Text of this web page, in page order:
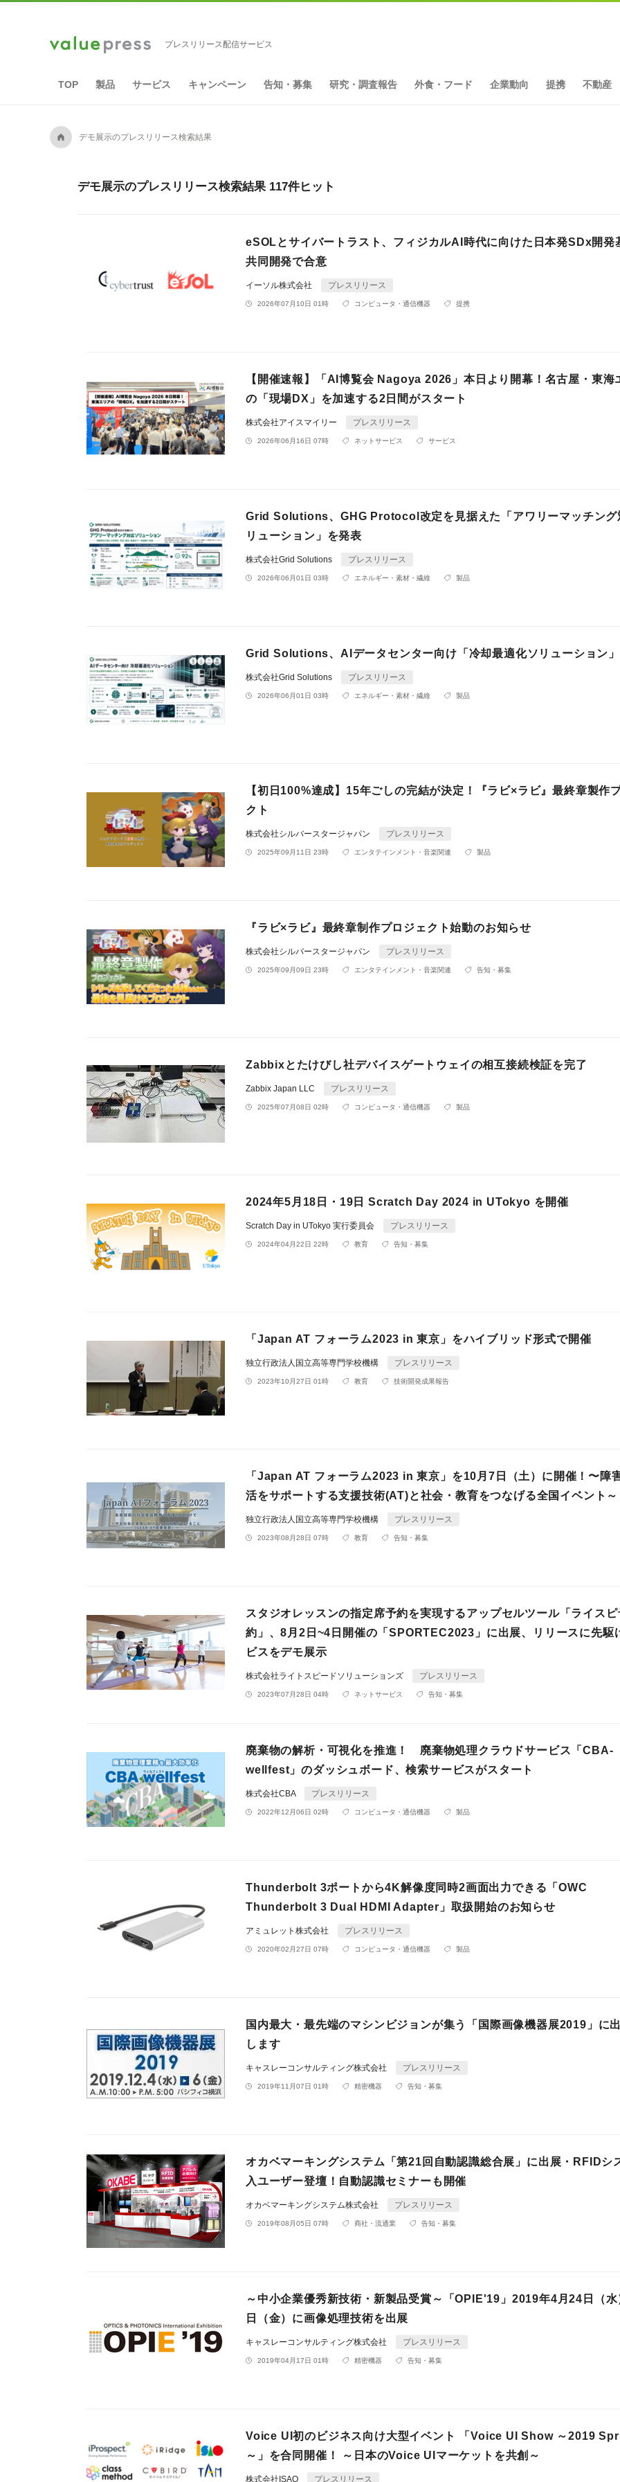
プレスリリース配信サービス
TOP 製品 サービス キャンペーン 告知・募集 研究・調査報告 外食・フード 企業動向 提携 不動産
A デモ展示のプレスリリース検索結果
デモ展示のプレスリリース検索結果 117件ヒット
eSOLとサイバートラスト、フィジカルAI時代に向けた日本発SDx開発
共同開発で合意
イーソル株式会社 プレスリリース
2026年07月10日 01時 コンピュータ・通信機器 提携
【開催速報】「AI博覧会 Nagoya 2026」本日より開幕！名古屋・東海
の「現場DX」を加速する2日間がスタート
株式会社アイスマイリー プレスリリース
2026年06月16日 07時 ネットサービス サービス
Grid Solutions、GHG Protocol改定を見据えた「アワリーマッチング
リューション」を発表
株式会社Grid Solutions プレスリリース
2026年06月01日 03時 エネルギー・素材・繊維 製品
Grid Solutions、AIデータセンター向け「冷却最適化ソリューション
株式会社Grid Solutions プレスリリース
2026年06月01日 03時 エネルギー・素材・繊維 製品
【初日100%達成】15年ごしの完結が決定！『ラビ×ラビ』最終章製作
クト
株式会社シルバースタージャパン プレスリリース
2025年09月11日 23時 エンタテインメント・音楽関連 製品
『ラビ×ラビ』最終章制作プロジェクト始動のお知らせ
株式会社シルバースタージャパン プレスリリース
2025年09月09日 23時 エンタテインメント・音楽関連 告知・募集
Zabbixとたけびし社デバイスゲートウェイの相互接続検証を完了
Zabbix Japan LLC プレスリリース
2025年07月08日 02時 コンピュータ・通信機器 製品
2024年5月18日・19日 Scratch Day 2024 in UTokyo を開催
Scratch Day in UTokyo 実行委員会 プレスリリース
2024年04月22日 22時 教育 告知・募集
「Japan AT フォーラム2023 in 東京」をハイブリッド形式で開催
独立行政法人国立高等専門学校機構 プレスリリース
2023年10月27日 01時 教育 技術開発成果報告
「Japan AT フォーラム2023 in 東京」を10月7日（土）に開催！〜障
活をサポートする支援技術(AT)と社会・教育をつなげる全国イベント～
独立行政法人国立高等専門学校機構 プレスリリース
2023年08月28日 07時 教育 告知・募集
スタジオレッスンの指定席予約を実現するアップセルツール「ライスピ
約」、8月2日~4日開催の「SPORTEC2023」に出展、リリースに先駆
ビスをデモ展示
株式会社ライトスピードソリューションズ プレスリリース
2023年07月28日 04時 ネットサービス 告知・募集
廃棄物の解析・可視化を推進！ 廃棄物処理クラウドサービス「CBA-
wellfest」のダッシュボード、検索サービスがスタート
株式会社CBA プレスリリース
2022年12月06日 02時 コンピュータ・通信機器 製品
Thunderbolt 3ポートから4K解像度同時2画面出力できる「OWC
Thunderbolt 3 Dual HDMI Adapter」取扱開始のお知らせ
アミュレット株式会社 プレスリリース
2020年02月27日 07時 コンピュータ・通信機器 製品
国内最大・最先端のマシンビジョンが集う「国際画像機器展2019」に
します
キャスレーコンサルティング株式会社 プレスリリース
2019年11月07日 01時 精密機器 告知・募集
オカベマーキングシステム「第21回自動認識総合展」に出展・RFIDシ
入ユーザー登壇！自動認識セミナーも開催
オカベマーキングシステム株式会社 プレスリリース
2019年08月05日 07時 商社・流通業 告知・募集
～中小企業優秀新技術・新製品受賞～「OPIE'19」2019年4月24日（
日（金）に画像処理技術を出展
キャスレーコンサルティング株式会社 プレスリリース
2019年04月17日 01時 精密機器 告知・募集
Voice UI初のビジネス向け大型イベント 「Voice UI Show ～2019
～」を合同開催！ ～日本のVoice UIマーケットを共創～
株式会社ISAO プレスリリース